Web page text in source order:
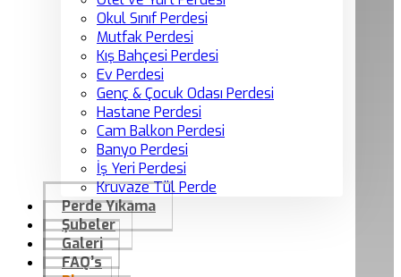
Okul Sınıf Perdesi
Mutfak Perdesi
Kış Bahçesi Perdesi
Ev Perdesi
Genç & Çocuk Odası Perdesi
Hastane Perdesi
Cam Balkon Perdesi
Banyo Perdesi
İş Yeri Perdesi
Kruvaze Tül Perde
Perde Yıkama
Şubeler
Galeri
FAQ’s